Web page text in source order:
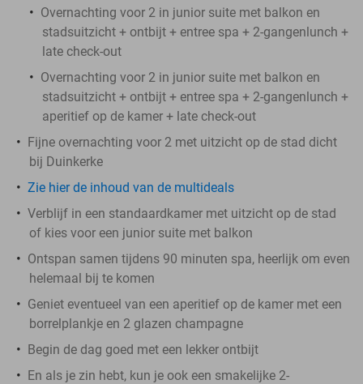
Overnachting voor 2 in junior suite met balkon en
stadsuitzicht + ontbijt + entree spa + 2-gangenlunch +
late check-out
Overnachting voor 2 in junior suite met balkon en
stadsuitzicht + ontbijt + entree spa + 2-gangenlunch +
aperitief op de kamer + late check-out
Fijne overnachting voor 2 met uitzicht op de stad dicht
bij Duinkerke
Zie hier de inhoud van de multideals
Verblijf in een standaardkamer met uitzicht op de stad
of kies voor een junior suite met balkon
Ontspan samen tijdens 90 minuten spa, heerlijk om even
helemaal bij te komen
Geniet eventueel van een aperitief op de kamer met een
borrelplankje en 2 glazen champagne
Begin de dag goed met een lekker ontbijt
En als je zin hebt, kun je ook een smakelijke 2-